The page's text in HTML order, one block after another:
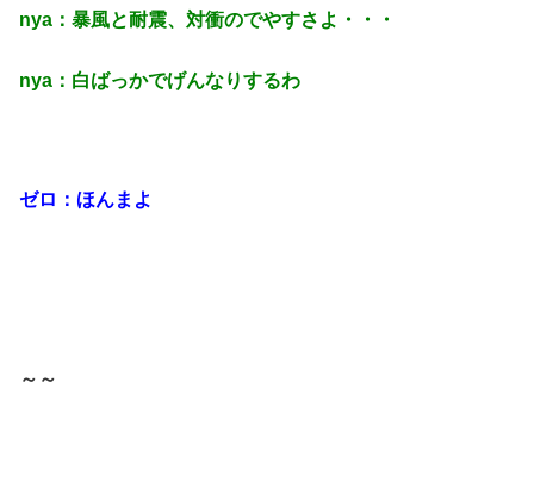
nya：暴風と耐震、対衝のでやすさよ・・・
nya：白ばっかでげんなりするわ
ゼロ：ほんまよ
～～